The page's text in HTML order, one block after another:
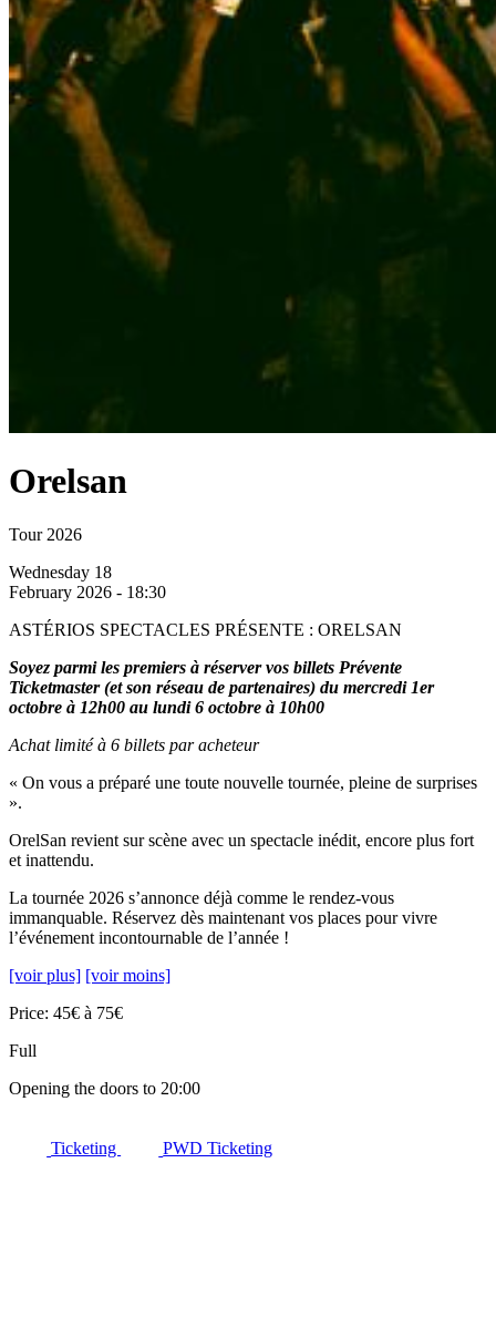
Orelsan
Tour 2026
Wednesday 18
February 2026 - 18:30
ASTÉRIOS SPECTACLES PRÉSENTE : ORELSAN
Soyez parmi les premiers à réserver vos billets Prévente
Ticketmaster (et son réseau de partenaires) du mercredi 1er
octobre à 12h00 au lundi 6 octobre à 10h00
Achat limité à 6 billets par acheteur
« On vous a préparé une toute nouvelle tournée, pleine de surprises
».
OrelSan revient sur scène avec un spectacle inédit, encore plus fort
et inattendu.
La tournée 2026 s’annonce déjà comme le rendez-vous
immanquable. Réservez dès maintenant vos places pour vivre
l’événement incontournable de l’année !
[voir plus] [voir moins]
Price: 45€ à 75€
Full
Opening the doors to 20:00
Ticketing PWD Ticketing